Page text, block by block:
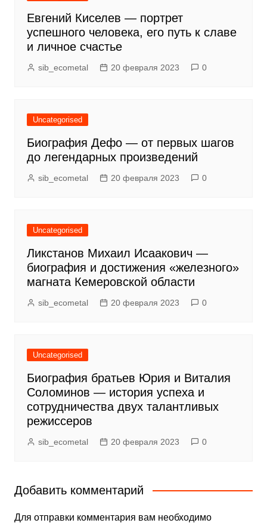
Евгений Киселев — портрет
успешного человека, его путь к славе
и личное счастье
sib_ecometal 20 февраля 2023 0
Uncategorised
Биография Дефо — от первых шагов
до легендарных произведений
sib_ecometal 20 февраля 2023 0
Uncategorised
Ликстанов Михаил Исаакович —
биография и достижения «железного»
магната Кемеровской области
sib_ecometal 20 февраля 2023 0
Uncategorised
Биография братьев Юрия и Виталия
Соломинов — история успеха и
сотрудничества двух талантливых
режиссеров
sib_ecometal 20 февраля 2023 0
Добавить комментарий
Для отправки комментария вам необходимо